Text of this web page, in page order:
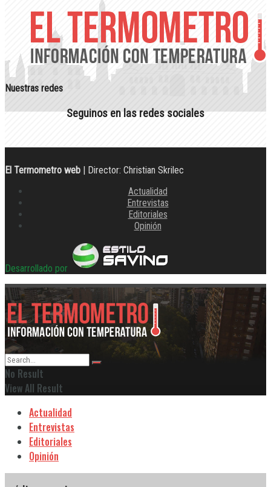
Nuestras redes
Seguinos en las redes sociales
El Termometro web | Director: Christian Skrilec
Actualidad
Entrevistas
Editoriales
Opinión
Desarrollado por
No Result
View All Result
Actualidad
Entrevistas
Editoriales
Opinión